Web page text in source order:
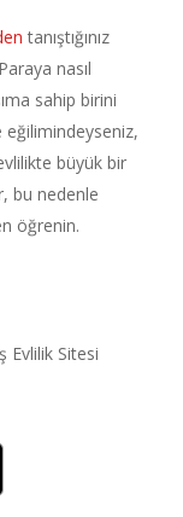
tanıştığınız
nasıl
sahip birini
büyük bir
bu nedenle
öğrenin.
Evlilik Sitesi